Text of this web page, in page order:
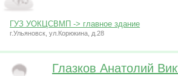
ГУЗ УОКЦСВМП -> главное здание
г.Ульяновск, ул.Корюкина, д.28
Глазков Анатолий